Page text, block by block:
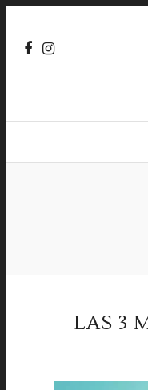
LAS 3